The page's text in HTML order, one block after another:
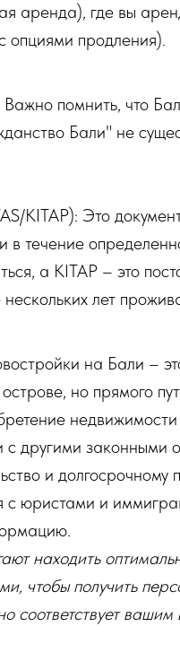
аренда), где вы
продления).
помнить, что
Бали" не
KITAP): Это
в течение
а KITAP – это
лет
на Бали –
но прямого
с другими законными
и
с юристами и
находить
чтобы получить
соответствует вашим